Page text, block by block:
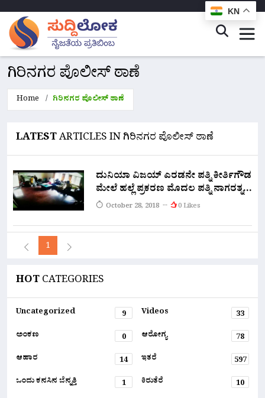
ಗಿರಿನಗರ ಪೊಲೀಸ್ ಠಾಣೆ
Home ಗಿರಿನಗರ ಪೊಲೀಸ್ ಠಾಣೆ
LATESTARTICLES IN ಗಿರಿನಗರ ಪೊಲೀಸ್ ಠಾಣೆ
ದುನಿಯಾ ವಿಜಯ್ ಎರಡನೇ ಪತ್ನಿ ಕೀರ್ತಿಗೌಡ
ಮೇಲೆ ಹಲ್ಲೆ ಪ್ರಕರಣ ಮೊದಲ ಪತ್ನಿ ನಾಗರತ್ನ
ವಿಚಾರಣೆ?
October 28, 2018 0 Likes
1
HOTCATEGORIES
Uncategorized 9 Videos
33
ಅಂಕಣ
0 ಆರೋಗ್ಯ
78
ಆಹಾರ
14 ಇತರೆ
597
ಒಂದು ಕನಸಿನ ಬೆನ್ನತ್ತಿ
1 ಕಿರುತೆರೆ
10
KN